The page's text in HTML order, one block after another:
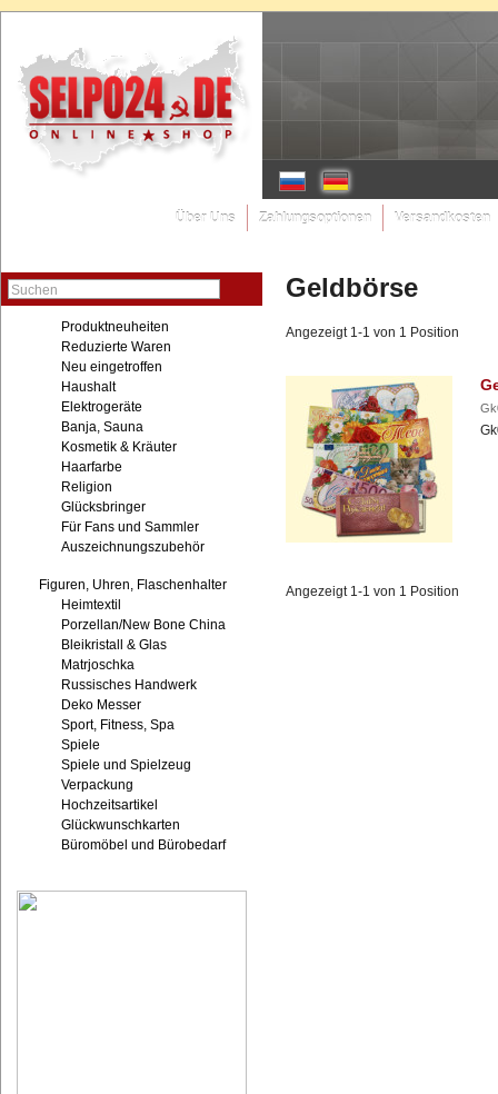
Über Uns Zahlungsoptionen Versandkosten
Suchen
Produktneuheiten
Reduzierte Waren
Neu eingetroffen
Haushalt
Elektrogeräte
Banja, Sauna
Kosmetik & Kräuter
Haarfarbe
Religion
Glücksbringer
Für Fans und Sammler
Auszeichnungszubehör
Figuren, Uhren, Flaschenhalter
Heimtextil
Porzellan/New Bone China
Bleikristall & Glas
Matrjoschka
Russisches Handwerk
Deko Messer
Sport, Fitness, Spa
Spiele
Spiele und Spielzeug
Verpackung
Hochzeitsartikel
Glückwunschkarten
Büromöbel und Bürobedarf
Geldbörse
Angezeigt 1-1 von 1 Position
Angezeigt 1-1 von 1 Position